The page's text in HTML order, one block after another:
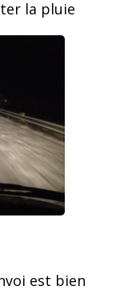
la pluie
est bien